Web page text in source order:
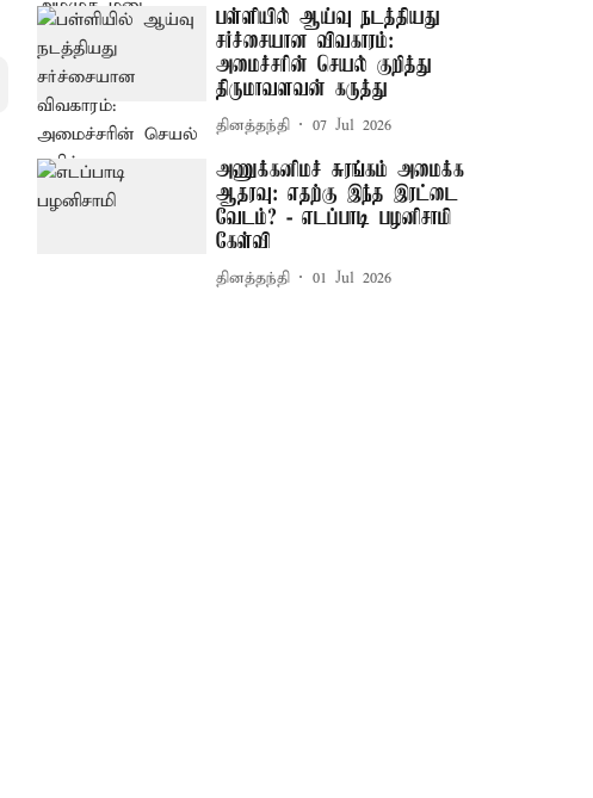
பள்ளியில் ஆய்வு நடத்தியது
சர்ச்சையான விவகாரம்:
அமைச்சரின் செயல் குறித்து
திருமாவளவன் கருத்து
தினத்தந்தி 07 Jul 2026
அணுக்கனிமச் சுரங்கம் அமைக்க
ஆதரவு: எதற்கு இந்த இரட்டை
வேடம்? - எடப்பாடி பழனிசாமி
கேள்வி
தினத்தந்தி 01 Jul 2026